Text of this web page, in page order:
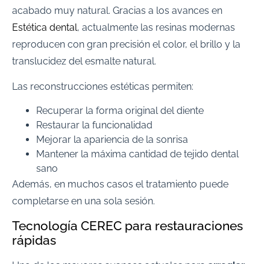
acabado muy natural. Gracias a los avances en
Estética dental, actualmente las resinas modernas
reproducen con gran precisión el color, el brillo y la
translucidez del esmalte natural.
Las reconstrucciones estéticas permiten:
Recuperar la forma original del diente
Restaurar la funcionalidad
Mejorar la apariencia de la sonrisa
Mantener la máxima cantidad de tejido dental
sano
Además, en muchos casos el tratamiento puede
completarse en una sola sesión.
Tecnología CEREC para restauraciones
rápidas